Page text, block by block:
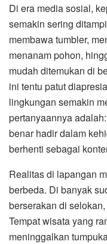
Di era media sosial,
semakin sering
membawa tumbler,
menanam pohon,
mudah ditemukan di
ini tentu patut
lingkungan semakin
pertanyaannya
benar hadir dalam
berhenti sebagai
Realitas di lapangan
berbeda. Di banyak
berserakan di
Tempat wisata yang
meninggalkan